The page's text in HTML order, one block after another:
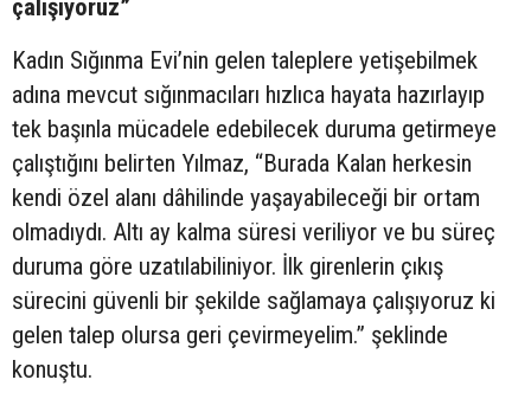
çalışıyoruz”
Kadın Sığınma Evi’nin gelen taleplere yetişebilmek
adına mevcut sığınmacıları hızlıca hayata hazırlayıp
tek başınla mücadele edebilecek duruma getirmeye
çalıştığını belirten Yılmaz, “Burada Kalan herkesin
kendi özel alanı dâhilinde yaşayabileceği bir ortam
olmadıydı. Altı ay kalma süresi veriliyor ve bu süreç
duruma göre uzatılabiliniyor. İlk girenlerin çıkış
sürecini güvenli bir şekilde sağlamaya çalışıyoruz ki
gelen talep olursa geri çevirmeyelim.” şeklinde
konuştu.